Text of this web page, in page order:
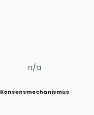
n/a
Konsensmechanismus